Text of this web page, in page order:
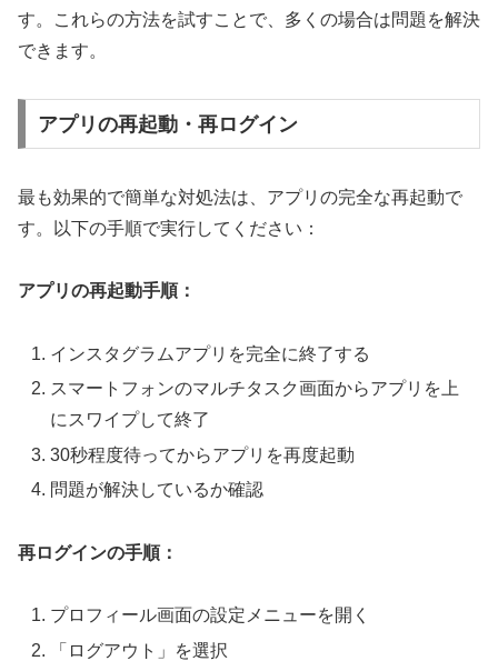
す。これらの方法を試すことで、多くの場合は問題を解決
できます。
アプリの再起動・再ログイン
最も効果的で簡単な対処法は、アプリの完全な再起動で
す。以下の手順で実行してください：
アプリの再起動手順：
インスタグラムアプリを完全に終了する
スマートフォンのマルチタスク画面からアプリを上
にスワイプして終了
30秒程度待ってからアプリを再度起動
問題が解決しているか確認
再ログインの手順：
プロフィール画面の設定メニューを開く
「ログアウト」を選択